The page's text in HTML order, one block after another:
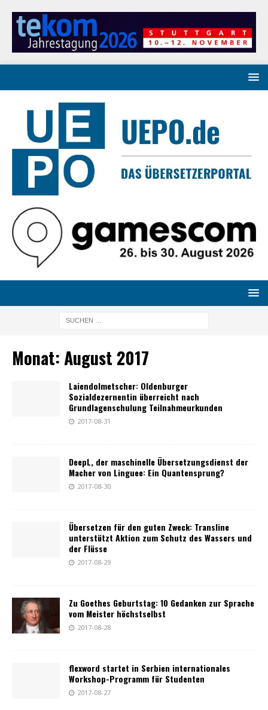
Monat:August 2017
Laiendolmetscher: Oldenburger
Sozialdezernentin überreicht nach
Grundlagenschulung Teilnahmeurkunden
2017-08-31
DeepL, der maschinelle Übersetzungsdienst der
Macher von Linguee: Ein Quantensprung?
2017-08-30
Übersetzen für den guten Zweck: Transline
unterstützt Aktion zum Schutz des Wassers und
der Flüsse
2017-08-29
Zu Goethes Geburtstag: 10 Gedanken zur Sprache
vom Meister höchstselbst
2017-08-28
flexword startet in Serbien internationales
Workshop-Programm für Studenten
2017-08-27